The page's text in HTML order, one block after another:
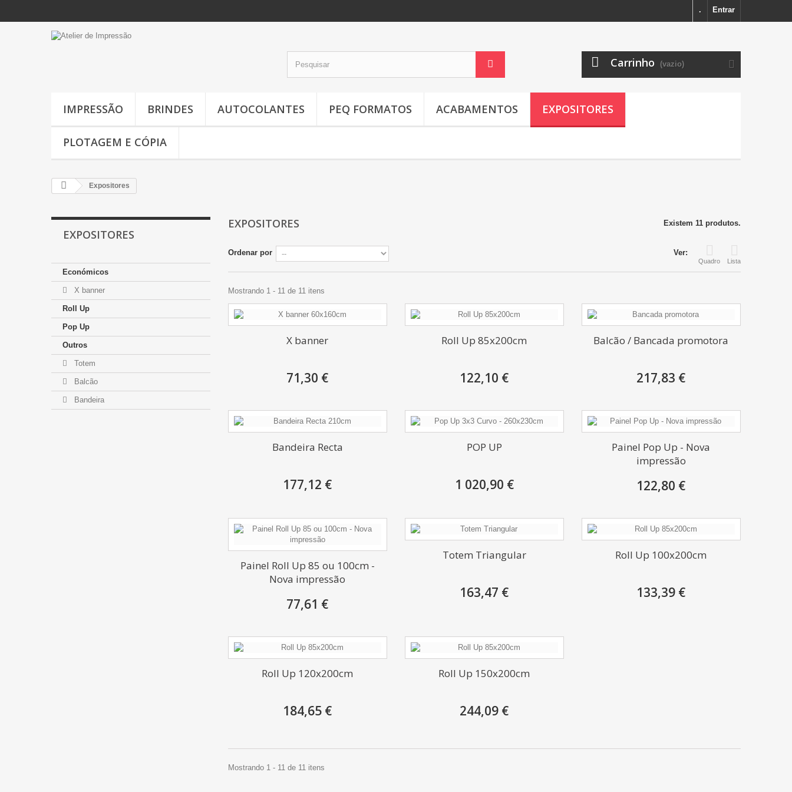
Entrar
.
Carrinho (vazio)
IMPRESSÃO BRINDES AUTOCOLANTES PEQ FORMATOS ACABAMENTOS EXPOSITORES
PLOTAGEM E CÓPIA
Expositores
EXPOSITORES
Económicos
X banner
Roll Up
Pop Up
Outros
Totem
Balcão
Bandeira
EXPOSITORES Existem 11 produtos.
Ver:
Quadro Lista
Ordenar por
Mostrando 1 - 11 de 11 itens
X banner
71,30 €
Roll Up 85x200cm
122,10 €
Balcão / Bancada promotora
217,83 €
Bandeira Recta
177,12 €
POP UP
1 020,90 €
Painel Pop Up - Nova
impressão
122,80 €
Painel Roll Up 85 ou 100cm -
Nova impressão
77,61 €
Totem Triangular
163,47 €
Roll Up 100x200cm
133,39 €
Roll Up 120x200cm
184,65 €
Roll Up 150x200cm
244,09 €
Mostrando 1 - 11 de 11 itens